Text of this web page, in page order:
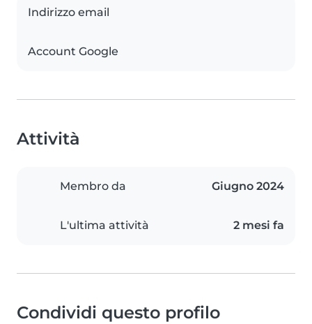
Indirizzo email
Account Google
Attività
Membro da Giugno 2024
L'ultima attività 2 mesi fa
Condividi questo profilo